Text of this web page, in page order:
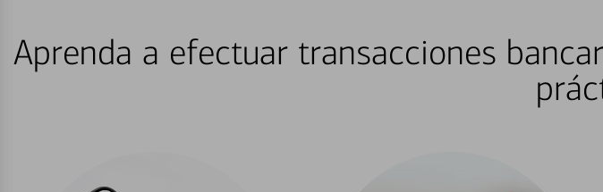
Aprenda a efectuar transacciones